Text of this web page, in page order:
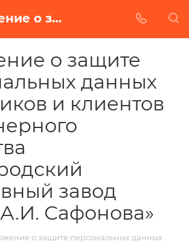
Положение о защите персональных данных работников и клиентов Акционерного общества «Белгородский абразивный завод имени А.И. Сафонова»
о защите
данных
и клиентов
завод
Сафонова»
о защите персональных данных